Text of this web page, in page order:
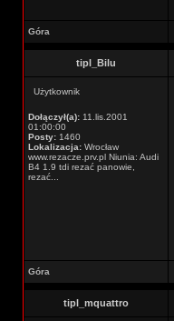
Góra
tipl_Bilu
Użytkownik
Dołączył(a): 11.lis.2001
01:00:00
Posty: 1460
Lokalizacja: Wrocław
www.rezacze.prv.pl Niunia: Audi
B4 1.9 tdi rezać panowie,
rezać...
Góra
tipl_mquattro